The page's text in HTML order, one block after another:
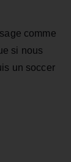
comme
si nous
un soccer